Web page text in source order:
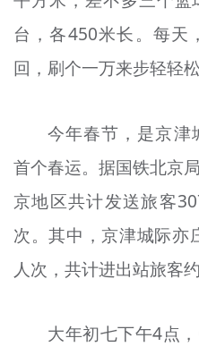
台，各450米长。每天
回，刷个一万来步轻轻松
今年春节，是京津
首个春运。据国铁北京
京地区共计发送旅客
次。其中，京津城际亦
人次，共计进出站旅客
大年初七下午4点